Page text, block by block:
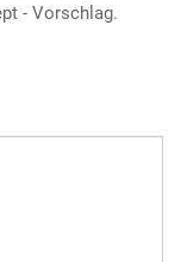
- Vorschlag.